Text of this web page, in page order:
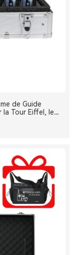
de Guide
la Tour Eiffel, le